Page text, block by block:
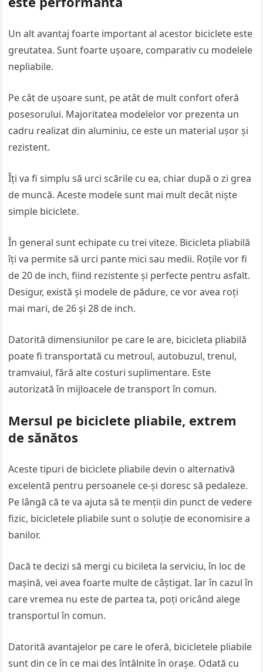
Un alt avantaj foarte important al acestor biciclete este
greutatea. Sunt foarte ușoare, comparativ cu modelele
nepliabile.
Pe cât de ușoare sunt, pe atât de mult confort oferă
posesorului. Majoritatea modelelor vor prezenta un
cadru realizat din aluminiu, ce este un material ușor și
rezistent.
Îți va fi simplu să urci scările cu ea, chiar după o zi grea
de muncă. Aceste modele sunt mai mult decât niște
simple biciclete.
În general sunt echipate cu trei viteze. Bicicleta pliabilă
îți va permite să urci pante mici sau medii. Roțile vor fi
de 20 de inch, fiind rezistente și perfecte pentru asfalt.
Desigur, există și modele de pădure, ce vor avea roți
mai mari, de 26 și 28 de inch.
Datorită dimensiunilor pe care le are, bicicleta pliabilă
poate fi transportată cu metroul, autobuzul, trenul,
tramvaiul, fără alte costuri suplimentare. Este
autorizată în mijloacele de transport în comun.
Mersul pe biciclete pliabile, extrem
de sănătos
Aceste tipuri de biciclete pliabile devin o alternativă
excelentă pentru persoanele ce-și doresc să pedaleze.
Pe lângă că te va ajuta să te menții din punct de vedere
fizic, bicicletele pliabile sunt o soluție de economisire a
banilor.
Dacă te decizi să mergi cu bicileta la serviciu, în loc de
mașină, vei avea foarte multe de câștigat. Iar în cazul în
care vremea nu este de partea ta, poți oricând alege
transportul în comun.
Datorită avantajelor pe care le oferă, bicicletele pliabile
sunt din ce în ce mai des întâlnite în orașe. Odată cu